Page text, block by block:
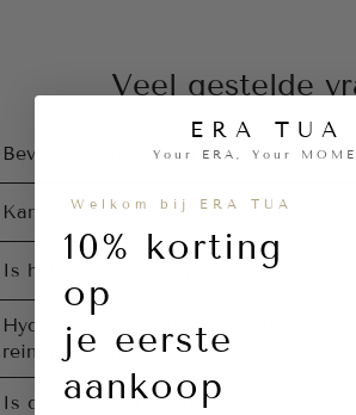
Veel gestelde
Bevat de formule parabenen of
Kan ik deze shower cream dagelijks
Is het product vegan en dierproefvrij?
Hydrateert deze shower cream mijn
reinigt hij alleen?
Is deze shower cream geschikt voor
ERA TUA
Your ERA, Your
Welkom bij ERA TUA
10% korting
op
je eerste
aankoop